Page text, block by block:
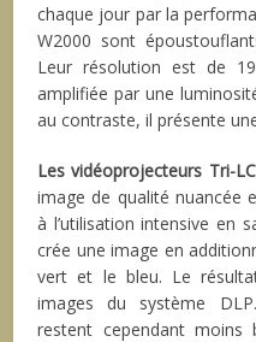
chaque jour par la
W2000 sont
Leur résolution est de
amplifiée par une
au contraste, il présente
Les vidéoprojecteurs Tri-
image de qualité nuancée
à l’utilisation intensive en
crée une image en
vert et le bleu. Le
images du système
restent cependant